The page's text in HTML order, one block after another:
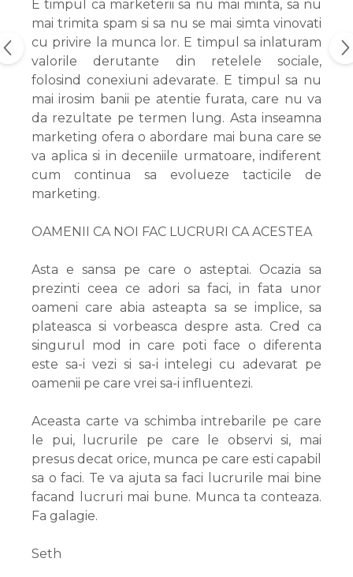
E timpul ca marketerii sa nu mai minta, sa nu
mai trimita spam si sa nu se mai simta vinovati
cu privire la munca lor. E timpul sa inlaturam
valorile derutante din retelele sociale,
folosind conexiuni adevarate. E timpul sa nu
mai irosim banii pe atentie furata, care nu va
da rezultate pe termen lung. Asta inseamna
marketing ofera o abordare mai buna care se
va aplica si in deceniile urmatoare, indiferent
cum continua sa evolueze tacticile de
marketing.
OAMENII CA NOI FAC LUCRURI CA ACESTEA
Asta e sansa pe care o asteptai. Ocazia sa
prezinti ceea ce adori sa faci, in fata unor
oameni care abia asteapta sa se implice, sa
plateasca si vorbeasca despre asta. Cred ca
singurul mod in care poti face o diferenta
este sa-i vezi si sa-i intelegi cu adevarat pe
oamenii pe care vrei sa-i influentezi.
Aceasta carte va schimba intrebarile pe care
le pui, lucrurile pe care le observi si, mai
presus decat orice, munca pe care esti capabil
sa o faci. Te va ajuta sa faci lucrurile mai bine
facand lucruri mai bune. Munca ta conteaza.
Fa galagie.
Seth